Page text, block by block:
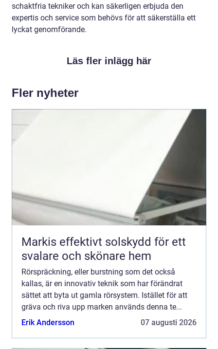
schaktfria tekniker och kan säkerligen erbjuda den
expertis och service som behövs för att säkerställa ett
lyckat genomförande.
Läs fler inlägg här
Fler nyheter
Markis effektivt solskydd för ett
svalare och skönare hem
Rörspräckning, eller burstning som det också
kallas, är en innovativ teknik som har förändrat
sättet att byta ut gamla rörsystem. Istället för att
gräva och riva upp marken används denna te...
Erik Andersson
07 augusti 2026